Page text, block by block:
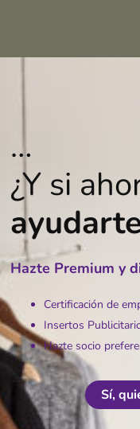
…
¿Y si
Hazte Premium y
Certificación de
Insertos
Hazte socio
Sí,